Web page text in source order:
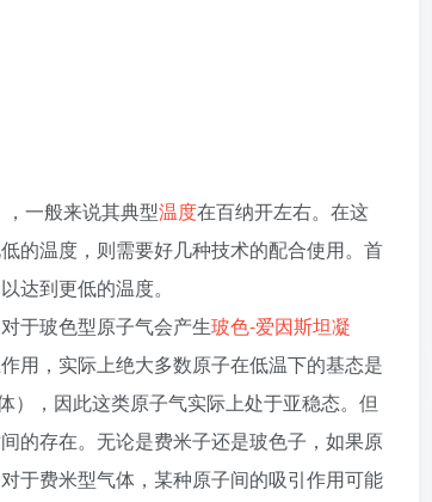
，一般来说其典型温度在百纳开左右。在这
的温度，则需要好几种技术的配合使用。首
达到更低的温度。
于玻色型原子气会产生玻色-爱因斯坦凝
用，实际上绝大多数原子在低温下的基态是
），因此这类原子气实际上处于亚稳态。但
的存在。无论是费米子还是玻色子，如果原
于费米型气体，某种原子间的吸引作用可能